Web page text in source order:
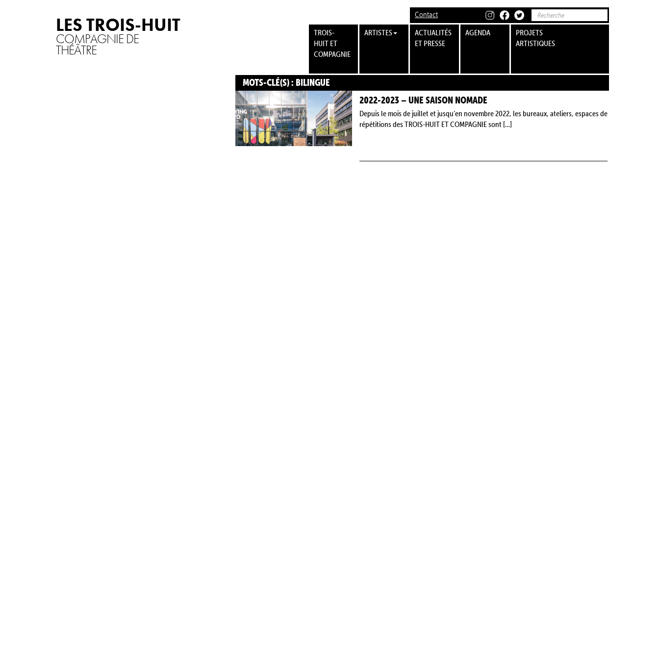
LES TROIS-HUIT
COMPAGNIE DE
THÉÂTRE
Contact
TROIS-
HUIT ET
COMPAGNIE
ARTISTES
ACTUALITÉS
ET PRESSE
AGENDA
PROJETS
ARTISTIQUES
MOTS-CLÉ(S) : BILINGUE
2022-2023 – UNE SAISON NOMADE
Depuis le mois de juillet et jusqu’en novembre 2022, les bureaux, ateliers, espaces de
répétitions des TROIS-HUIT ET COMPAGNIE sont […]